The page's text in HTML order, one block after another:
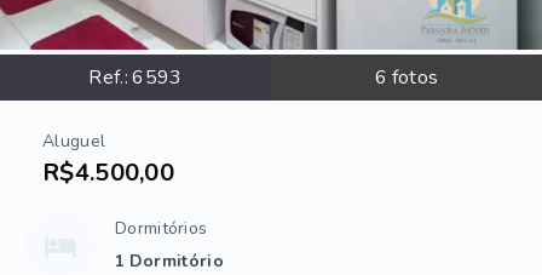
Ref.:6593 6 fotos
Aluguel
R$4.500,00
Dormitórios
1 Dormitório